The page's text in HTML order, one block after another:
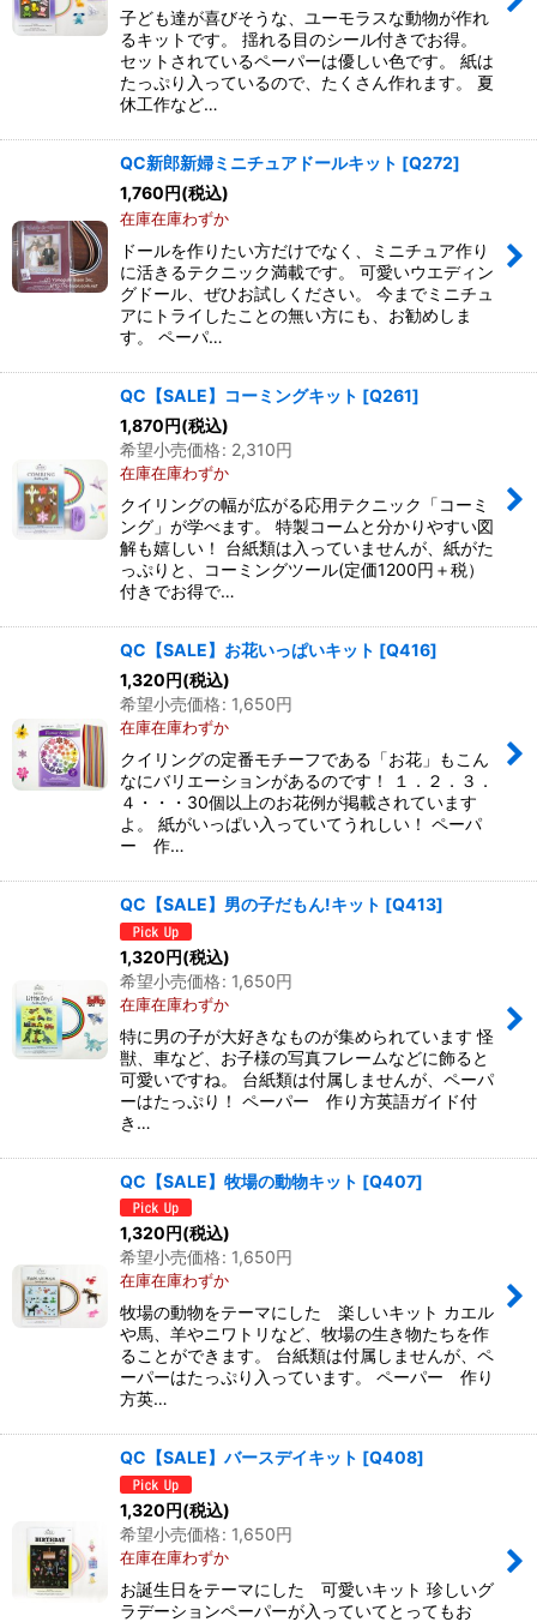
子ども達が喜びそうな、ユーモラスな動物が作れ
るキットです。 揺れる目のシール付きでお得。
セットされているペーパーは優しい色です。 紙は
たっぷり入っているので、たくさん作れます。 夏
休工作など…
QC新郎新婦ミニチュアドールキット [Q272]
1,760円(税込)
在庫在庫わずか
ドールを作りたい方だけでなく、ミニチュア作り
に活きるテクニック満載です。 可愛いウエディン
グドール、ぜひお試しください。 今までミニチュ
アにトライしたことの無い方にも、お勧めしま
す。 ペーパ…
QC【SALE】コーミングキット [Q261]
1,870円(税込)
希望小売価格: 2,310円
在庫在庫わずか
クイリングの幅が広がる応用テクニック「コーミ
ング」が学べます。 特製コームと分かりやすい図
解も嬉しい！ 台紙類は入っていませんが、紙がた
っぷりと、コーミングツール(定価1200円＋税）
付きでお得で…
QC【SALE】お花いっぱいキット [Q416]
1,320円(税込)
希望小売価格: 1,650円
在庫在庫わずか
クイリングの定番モチーフである「お花」もこん
なにバリエーションがあるのです！ １．２．３．
４・・・30個以上のお花例が掲載されています
よ。 紙がいっぱい入っていてうれしい！ ペーパ
ー 作…
QC【SALE】男の子だもん!キット [Q413]
1,320円(税込)
希望小売価格: 1,650円
在庫在庫わずか
特に男の子が大好きなものが集められています 怪
獣、車など、お子様の写真フレームなどに飾ると
可愛いですね。 台紙類は付属しませんが、ペーパ
ーはたっぷり！ ペーパー 作り方英語ガイド付
き…
QC【SALE】牧場の動物キット [Q407]
1,320円(税込)
希望小売価格: 1,650円
在庫在庫わずか
牧場の動物をテーマにした 楽しいキット カエル
や馬、羊やニワトリなど、牧場の生き物たちを作
ることができます。 台紙類は付属しませんが、ペ
ーパーはたっぷり入っています。 ペーパー 作り
方英…
QC【SALE】バースデイキット [Q408]
1,320円(税込)
希望小売価格: 1,650円
在庫在庫わずか
お誕生日をテーマにした 可愛いキット 珍しいグ
ラデーションペーパーが入っていてとってもお